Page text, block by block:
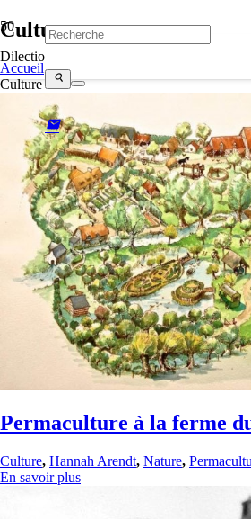
Dilectio
search
mail
Culture
Accueil
Culture
Permaculture à la ferme
Culture, Hannah Arendt, Nature,
En savoir plus